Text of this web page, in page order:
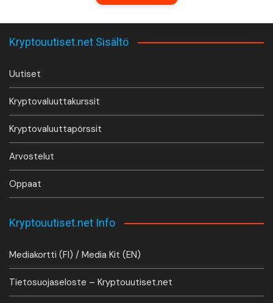
Kryptouutiset.net Sisältö
Uutiset
Kryptovaluuttakurssit
Kryptovaluuttapörssit
Arvostelut
Oppaat
Kryptouutiset.net Info
Mediakortti (FI) / Media Kit (EN)
Tietosuojaseloste – Kryptouutiset.net